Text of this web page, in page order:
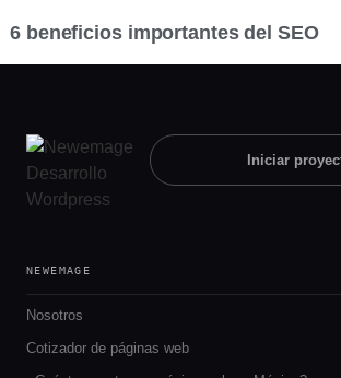
6 beneficios importantes del SEO
Iniciar
NEWEMAGE
Nosotros
Cotizador de páginas web